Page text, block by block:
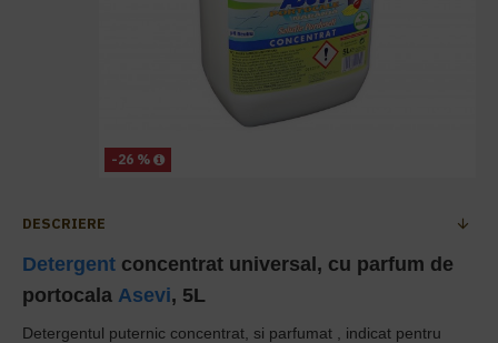
-26 %
DESCRIERE
Detergent concentrat universal, cu parfum de
portocala Asevi, 5L
Detergentul puternic concentrat, si parfumat , indicat pentru